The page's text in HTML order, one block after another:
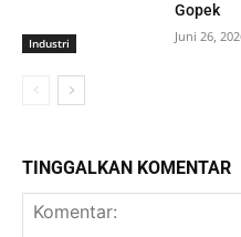
Industri
Gopek
Juni 26,
TINGGALKAN KOMENTAR